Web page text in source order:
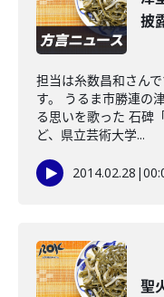
披
担当は糸数昌和さん
す。 うるま市勝連の
る思いを歌った 石碑
ど、県立芸術大学...
2014.02.28 |
聖